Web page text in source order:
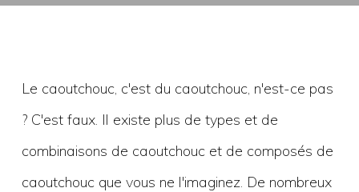
Le caoutchouc, c'est du caoutchouc, n'est-ce pas
? C'est faux. Il existe plus de types et de
combinaisons de caoutchouc et de composés de
caoutchouc que vous ne l'imaginez. De nombreux